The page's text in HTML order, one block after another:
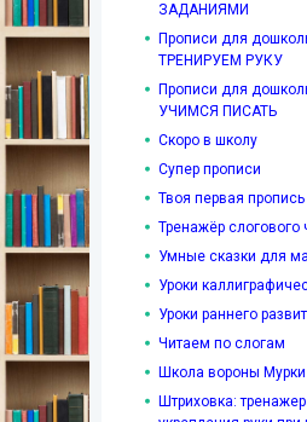
ЗАДАНИЯМИ
Прописи для
ТРЕНИРУЕМ РУКУ
Прописи для
УЧИМСЯ ПИСАТЬ
Скоро в школу
Супер прописи
Твоя первая пропись
Тренажёр слогового
Умные сказки для
Уроки
Уроки раннего
Читаем по слогам
Школа вороны Мурки
Штриховка: